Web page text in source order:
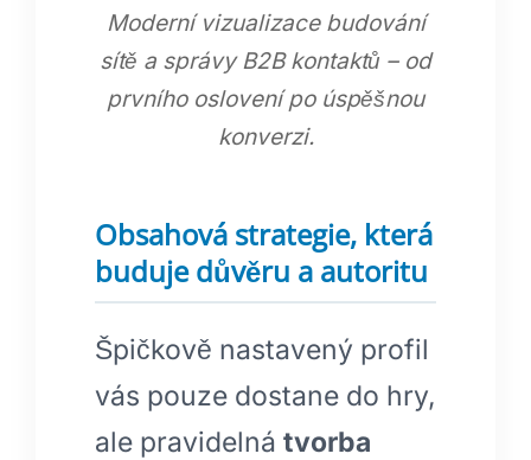
Moderní vizualizace budování
sítě a správy B2B kontaktů – od
prvního oslovení po úspěšnou
konverzi.
Obsahová strategie, která
buduje důvěru a autoritu
Špičkově nastavený profil
vás pouze dostane do hry,
ale pravidelná tvorba